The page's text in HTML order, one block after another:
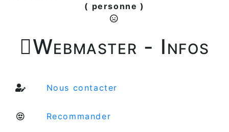
( personne )
Webmaster - Infos
Nous contacter
Recommander